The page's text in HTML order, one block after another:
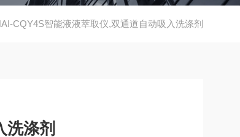
CQY4S智能液液萃取仪,双通道自动吸入洗涤剂
洗涤剂